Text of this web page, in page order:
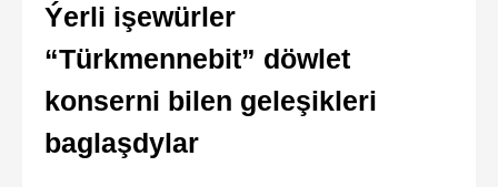
Ýerli işewürler
“Türkmennebit” döwlet
konserni bilen geleşikleri
baglaşdylar